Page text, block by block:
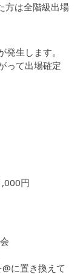
方は全階級出場
生します。
って出場確定
円
に置き換えて